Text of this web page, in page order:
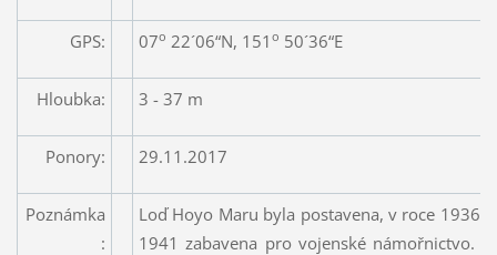
GPS: 07o 22´06“N, 151 o 50´36“E
Hloubka: 3 - 37 m
Ponory: 29.11.2017
Poznámka
:
Loď Hoyo Maru byla postavena, v roce 1936,
1941 zabavena pro vojenské námořnictvo.